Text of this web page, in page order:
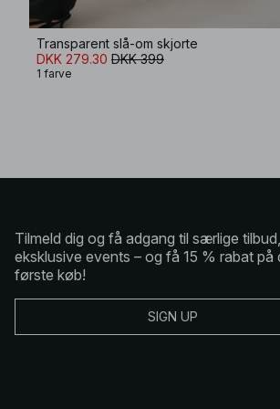
Transparent slå-om skjorte
DKK 279.30 DKK 399
1 farve
Tilmeld dig og få adgang til særlige tilbud,
eksklusive events – og få 15 % rabat på
første køb!
SIGN UP